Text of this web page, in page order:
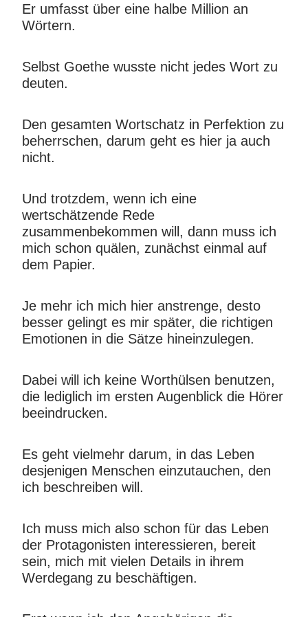
Er umfasst über eine halbe Million an
Wörtern.
Selbst Goethe wusste nicht jedes Wort zu
deuten.
Den gesamten Wortschatz in Perfektion zu
beherrschen, darum geht es hier ja auch
nicht.
Und trotzdem, wenn ich eine
wertschätzende Rede
zusammenbekommen will, dann muss ich
mich schon quälen, zunächst einmal auf
dem Papier.
Je mehr ich mich hier anstrenge, desto
besser gelingt es mir später, die richtigen
Emotionen in die Sätze hineinzulegen.
Dabei will ich keine Worthülsen benutzen,
die lediglich im ersten Augenblick die Hörer
beeindrucken.
Es geht vielmehr darum, in das Leben
desjenigen Menschen einzutauchen, den
ich beschreiben will.
Ich muss mich also schon für das Leben
der Protagonisten interessieren, bereit
sein, mich mit vielen Details in ihrem
Werdegang zu beschäftigen.